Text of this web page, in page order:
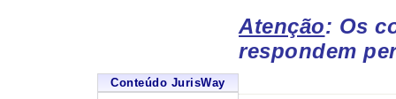
Conteúdo JurisWay
Atenção: Os
respondem